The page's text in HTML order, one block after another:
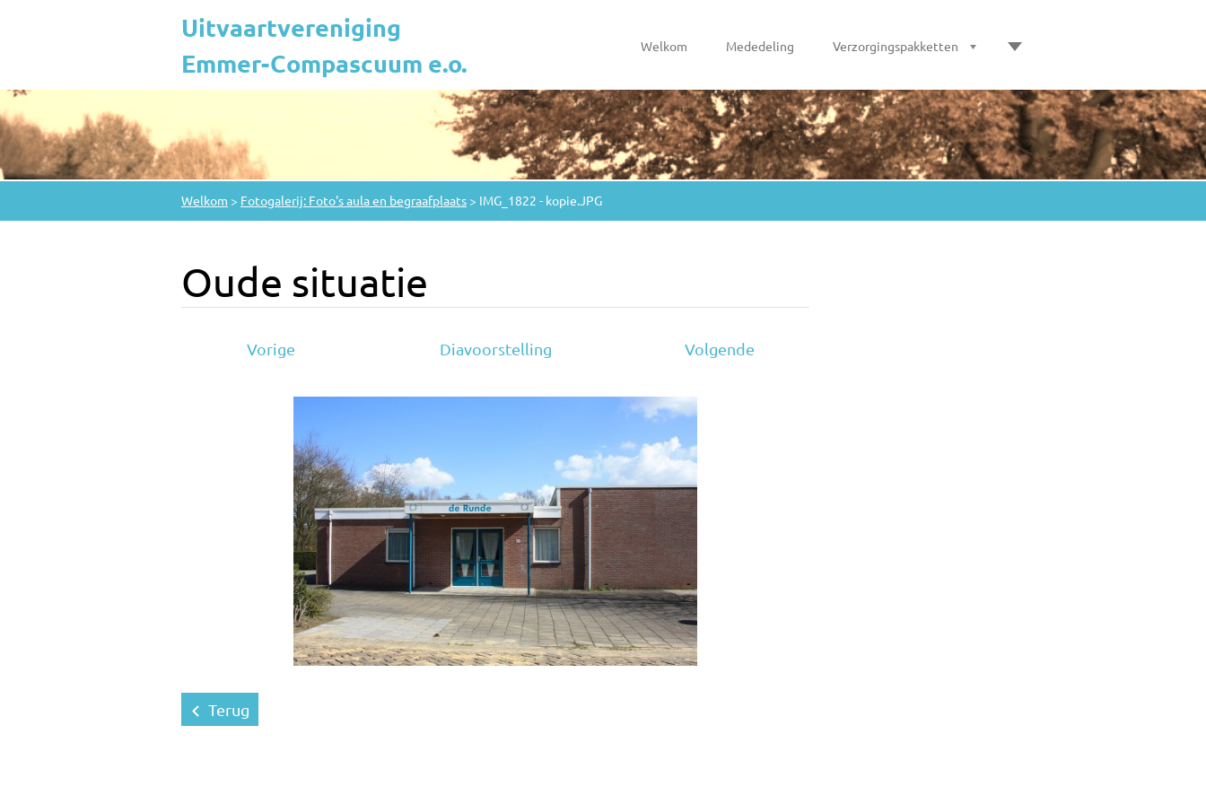
Uitvaartvereniging
Emmer-Compascuum e.o.
Welkom Mededeling Verzorgingspakketten
Welkom > Fotogalerij: Foto's aula en begraafplaats > IMG_1822 - kopie.JPG
Oude situatie
Vorige Diavoorstelling Volgende
Terug